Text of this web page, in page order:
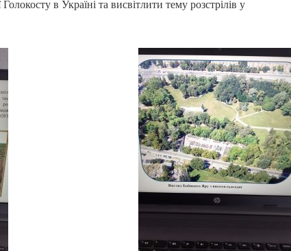
в Україні та висвітлити тему розстрілів у